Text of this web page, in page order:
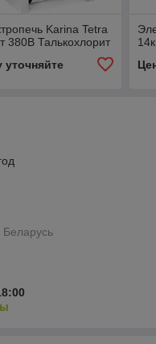
Karina Tetra
380В Талькохлорит
уточняйте
Беларусь